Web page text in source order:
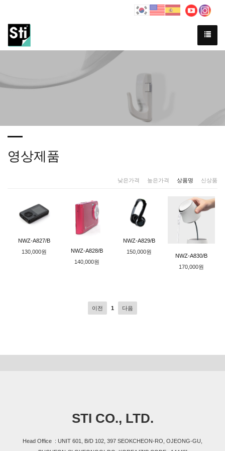
영상제품
낮은가격 높은가격 상품명 신상품
NWZ-A827/B
130,000원
NWZ-A828/B
140,000원
NWZ-A829/B
150,000원
NWZ-A830/B
170,000원
이전 1 다음
STI CO., LTD.
Head Office : UNIT 601, B/D 102, 397 SEOKCHEON-RO, OJEONG-GU,